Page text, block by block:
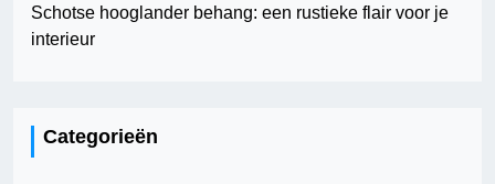
Schotse hooglander behang: een rustieke flair voor je
interieur
Categorieën